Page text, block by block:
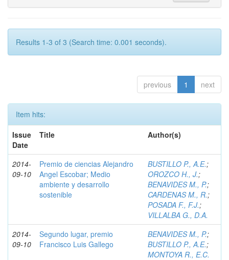
Results 1-3 of 3 (Search time: 0.001 seconds).
previous 1 next
Item hits:
Issue
Date
Title Author(s)
2014-
09-10
Premio de ciencias Alejandro
Angel Escobar; Medio
ambiente y desarrollo
sostenible
BUSTILLO P., A.E.;
OROZCO H., J.;
BENAVIDES M., P.;
CARDENAS M., R.;
POSADA F., F.J.;
VILLALBA G., D.A.
2014-
09-10
Segundo lugar, premio
Francisco Luis Gallego
BENAVIDES M., P.;
BUSTILLO P., A.E.;
MONTOYA R., E.C.